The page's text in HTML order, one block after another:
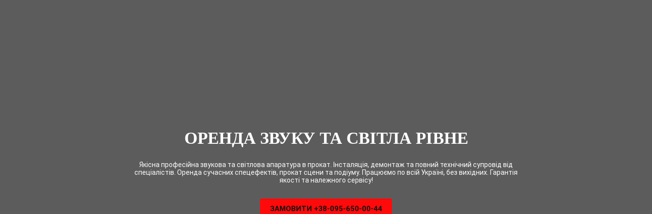
ОРЕНДА ЗВУКУ ТА СВІТЛА РІВНЕ
Якісна професійна звукова та світлова апаратура в прокат. Інсталяція, демонтаж та повний технічний супровід від
спеціалістів. Оренда сучасних спецефектів, прокат сцени та подіуму. Працюємо по всій Україні, без вихідних. Гарантія
якості та належного сервісу!
ЗАМОВИТИ +38-095-650-00-44